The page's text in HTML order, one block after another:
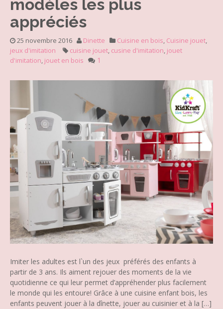
modèles les plus
appréciés
25 novembre 2016 Dinette Cuisine en bois, Cuisine jouet,
jeux d'imitation
cuisine jouet, cusine d'imitation, jouet
d'imitation, jouet en bois 1
Imiter les adultes est l`un des jeux préférés des enfants à
partir de 3 ans. Ils aiment rejouer des moments de la vie
quotidienne ce qui leur permet d’appréhender plus facilement
le monde qui les entoure! Grâce à une cuisine enfant bois, les
enfants peuvent jouer à la dînette, jouer au cuisinier et à la […]